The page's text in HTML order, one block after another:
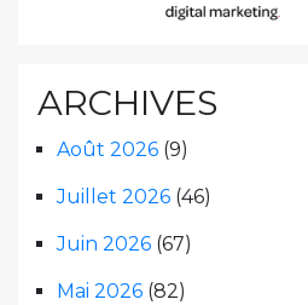
ARCHIVES
Août 2026 (9)
Juillet 2026 (46)
Juin 2026 (67)
Mai 2026 (82)